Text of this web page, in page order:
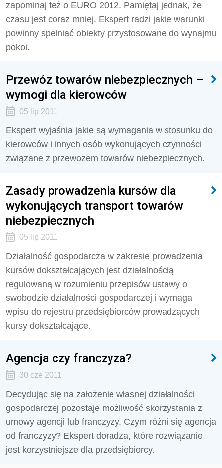
zapominaj też o EURO 2012. Pamiętaj jednak, że
czasu jest coraz mniej. Ekspert radzi jakie warunki
powinny spełniać obiekty przystosowane do wynajmu
pokoi.
Przewóz towarów niebezpiecznych –
wymogi dla kierowców
05 lip 2011
Ekspert wyjaśnia jakie są wymagania w stosunku do
kierowców i innych osób wykonujących czynności
związane z przewozem towarów niebezpiecznych.
Zasady prowadzenia kursów dla
wykonujących transport towarów
niebezpiecznych
05 lip 2011
Działalność gospodarcza w zakresie prowadzenia
kursów dokształcających jest działalnością
regulowaną w rozumieniu przepisów ustawy o
swobodzie działalności gospodarczej i wymaga
wpisu do rejestru przedsiębiorców prowadzących
kursy dokształcające.
Agencja czy franczyza?
30 cze 2011
Decydując się na założenie własnej działalności
gospodarczej pozostaje możliwość skorzystania z
umowy agencji lub franczyzy. Czym różni się agencja
od franczyzy? Ekspert doradza, które rozwiązanie
jest korzystniejsze dla przedsiębiorcy.